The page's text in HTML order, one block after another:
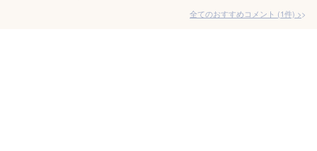
全てのおすすめコメント (1件) >